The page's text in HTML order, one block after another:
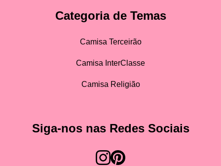
Categoria de Temas
Camisa Terceirão
Camisa InterClasse
Camisa Religião
Siga-nos nas Redes Sociais